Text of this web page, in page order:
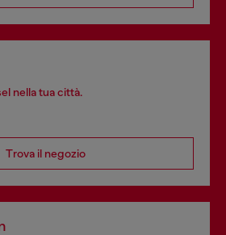
nella tua città.
Trova il negozio